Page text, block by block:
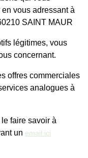
vous adressant à
SAINT MAUR
légitimes, vous
concernant.
offres commerciales
analogues à
faire savoir à
un email ici